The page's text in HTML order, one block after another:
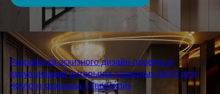
Разработка эскизного дизайн-проекта и
визуализаций интерьера парадных МОП для
Жилого квартала «Тверской»